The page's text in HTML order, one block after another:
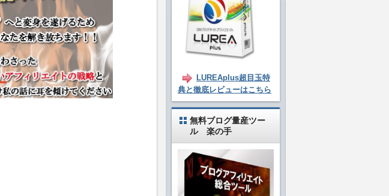
LUREAplus超目玉特
典と徹底レビューはこちら
無料ブログ量産ツー
ル 楽の手